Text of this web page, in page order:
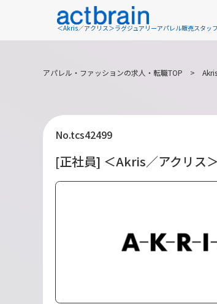
＜Akris／アクリス＞ラグジュアリーアパレル販売スタッ
アパレル・ファッションの求人・転職TOP > Akris
No.tcs42499
[正社員] ＜Akris／アクリス